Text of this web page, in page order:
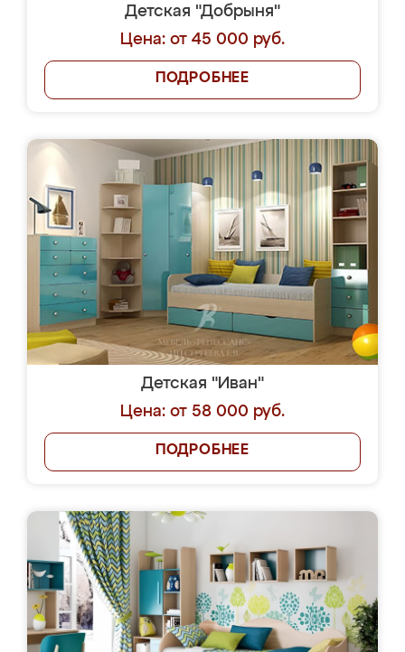
Детская "Добрыня"
Цена: от 45 000 руб.
ПОДРОБНЕЕ
Детская "Иван"
Цена: от 58 000 руб.
ПОДРОБНЕЕ